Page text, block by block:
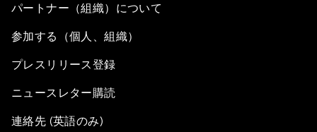
パートナー（組織）について
参加する（個人、組織）
プレスリリース登録
ニュースレター購読
連絡先 (英語のみ)